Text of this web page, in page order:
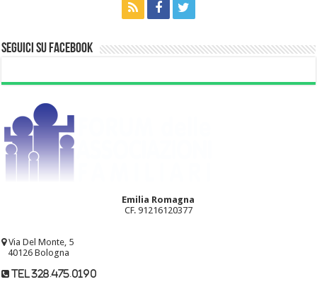
Seguici su Facebook
Emilia Romagna
CF. 91216120377
Via Del Monte, 5
40126 Bologna
tel 328.475.0190